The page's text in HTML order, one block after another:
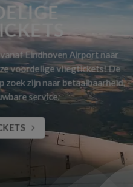
Eindhoven Airport naar
voordelige vliegtickets! De
zoek zijn naar betaalbaarheid,
service.